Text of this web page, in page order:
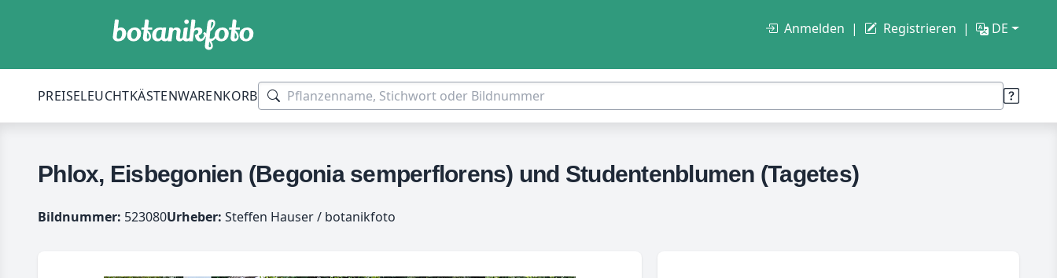
Anmelden Registrieren DE
PREISELEUCHTKÄSTENWARENKORB
Phlox, Eisbegonien (Begonia semperflorens) und Studentenblumen (Tagetes)
Bildnummer: 523080Urheber: Steffen Hauser / botanikfoto